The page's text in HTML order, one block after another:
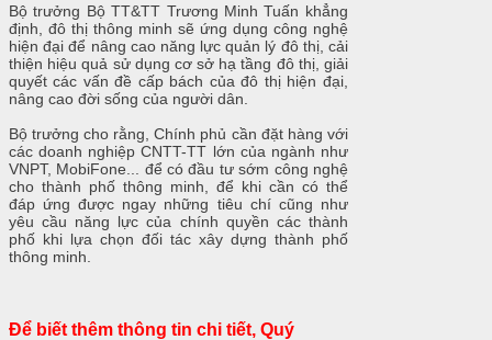
Bộ trưởng Bộ TT&TT Trương Minh Tuấn khẳng
định, đô thị thông minh sẽ ứng dụng công nghệ
hiện đại để nâng cao năng lực quản lý đô thị, cải
thiện hiệu quả sử dụng cơ sở hạ tầng đô thị, giải
quyết các vấn đề cấp bách của đô thị hiện đại,
nâng cao đời sống của người dân.
Bộ trưởng cho rằng, Chính phủ cần đặt hàng với
các doanh nghiệp CNTT-TT lớn của ngành như
VNPT, MobiFone... để có đầu tư sớm công nghệ
cho thành phố thông minh, để khi cần có thể
đáp ứng được ngay những tiêu chí cũng như
yêu cầu năng lực của chính quyền các thành
phố khi lựa chọn đối tác xây dựng thành phố
thông minh.
Để biết thêm thông tin chi tiết, Quý